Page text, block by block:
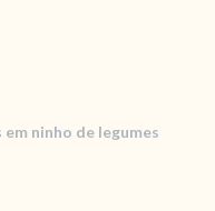
ninho de legumes